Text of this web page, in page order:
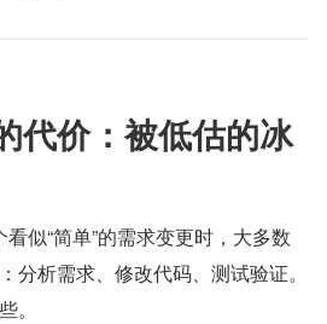
代价：被低估的冰
分析需求、修改代码、测试验证。
。